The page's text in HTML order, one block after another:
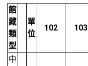
館
藏
類
型
單
位
102 103
中